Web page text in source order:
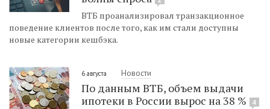
ВТБ проанализировал транзакционное
поведение клиентов после того, как им стали доступны
новые категории кешбэка.
6 августа Новости
По данным ВТБ, объем выдачи
ипотеки в России вырос на 38 %
4